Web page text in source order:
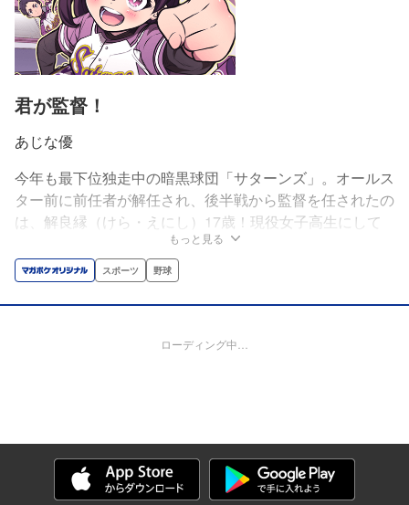
君が監督！
あじな優
今年も最下位独走中の暗黒球団「サターンズ」。オールス
ター前に前任者が解任され、後半戦から監督を任されたの
は、解良縁（けら・えにし）17歳！現役女子高生にして
サターンズファン歴17年！彼女の明るさが“負けグセ”のつ
いたチームを変えていく…!?目指せ、奇跡の逆転優勝!!
もっと見る
スポーツ 野球
ローディング中…